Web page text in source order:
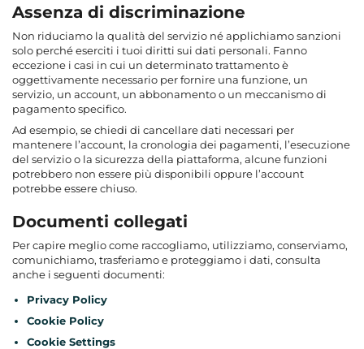
Assenza di discriminazione
Non riduciamo la qualità del servizio né applichiamo sanzioni
solo perché eserciti i tuoi diritti sui dati personali. Fanno
eccezione i casi in cui un determinato trattamento è
oggettivamente necessario per fornire una funzione, un
servizio, un account, un abbonamento o un meccanismo di
pagamento specifico.
Ad esempio, se chiedi di cancellare dati necessari per
mantenere l’account, la cronologia dei pagamenti, l’esecuzione
del servizio o la sicurezza della piattaforma, alcune funzioni
potrebbero non essere più disponibili oppure l’account
potrebbe essere chiuso.
Documenti collegati
Per capire meglio come raccogliamo, utilizziamo, conserviamo,
comunichiamo, trasferiamo e proteggiamo i dati, consulta
anche i seguenti documenti:
Privacy Policy
Cookie Policy
Cookie Settings